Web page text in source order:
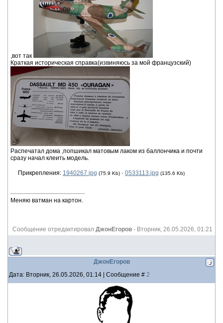
,вот так
Краткая историческая справка(извиняюсь за мой французский)
Распечатал дома ,попшикал матовым лаком из баллончика и почти
сразу начал клеить модель.
Прикрепления: 1940267.jpg (75.9 Kb) · 0533113.jpg (135.6 Kb)
Меняю ватман на картон.
Сообщение отредактировал ДжонЕгоров - Вторник, 26.05.2026, 01:21
ДжонЕгоров
Дата: Вторник, 26.05.2026, 01:14 | Сообщение # 2